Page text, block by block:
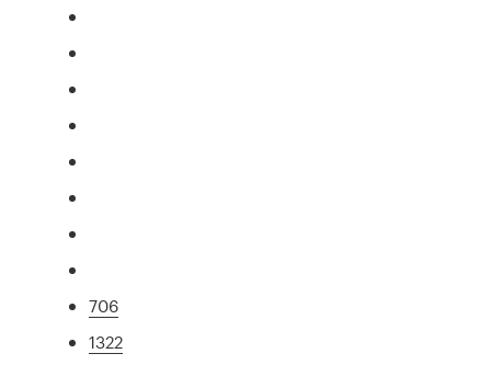
706
1322